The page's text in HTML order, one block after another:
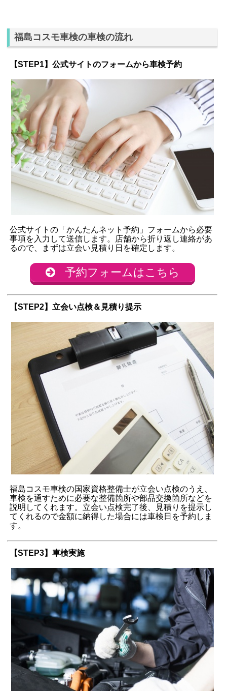
福島コスモ車検の車検の流れ
【STEP1】公式サイトのフォームから車検予約
公式サイトの「かんたんネット予約」フォームから必要
事項を入力して送信します。店舗から折り返し連絡があ
るので、まずは立会い見積り日を確定します。
予約フォームはこちら
【STEP2】立会い点検＆見積り提示
福島コスモ車検の国家資格整備士が立会い点検のうえ、
車検を通すために必要な整備箇所や部品交換箇所などを
説明してくれます。立会い点検完了後、見積りを提示し
てくれるので金額に納得した場合には車検日を予約しま
す。
【STEP3】車検実施